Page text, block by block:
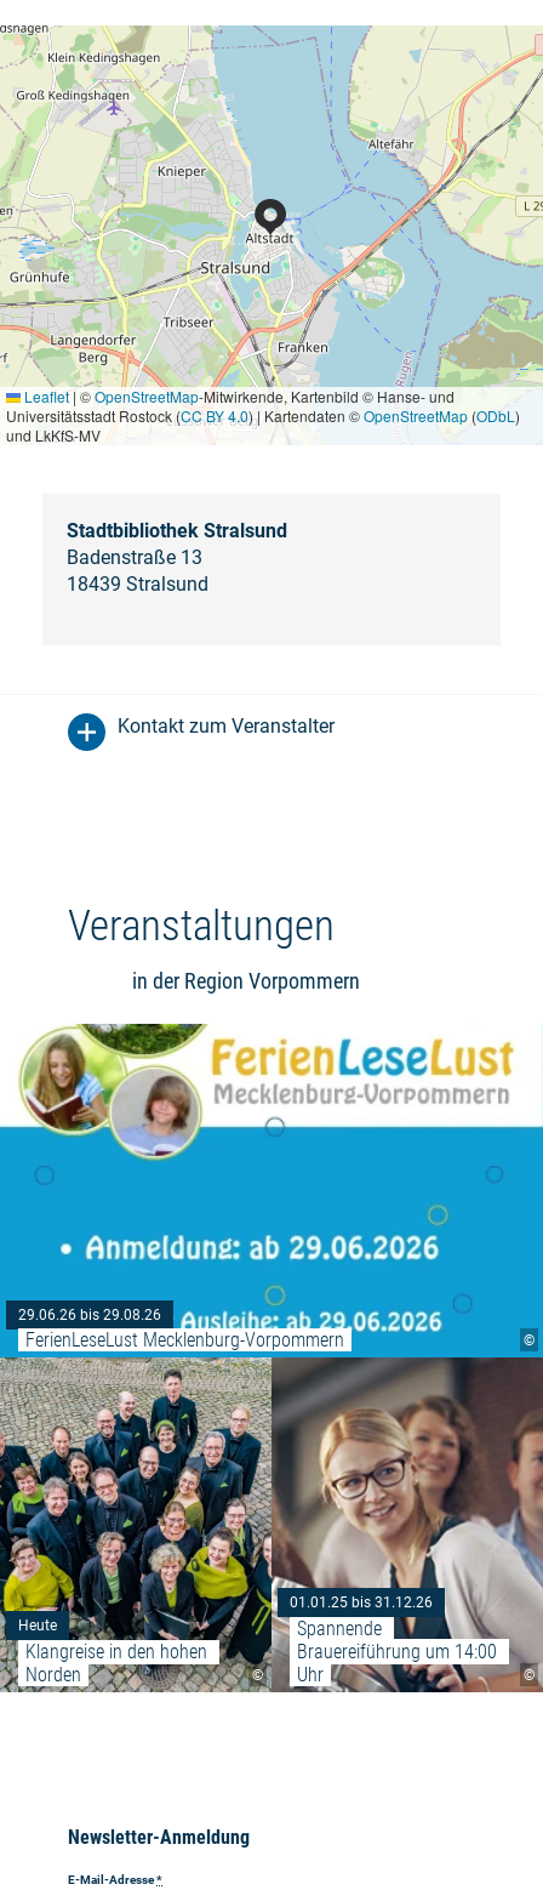
Leaflet | ©OpenStreetMap-Mitwirkende, Kartenbild © Hanse- und
Universitätsstadt Rostock (CC BY 4.0) | Kartendaten ©OpenStreetMap (ODbL )
und LkKfS-MV
Stadtbibliothek Stralsund
Badenstraße 13
18439 Stralsund
Kontakt zum Veranstalter
Veranstaltungen
in der Region Vorpommern
©
29.06.26 bis 29.08.26
FerienLeseLust Mecklenburg-Vorpommern
©
Heute
Klangreise in den hohen
Norden
Weiterlesen: "Klangreise in den
©
01.01.25 bis 31.12.26
Spannende
Brauereiführung um 14:00
Uhr
Newsletter-Anmeldung
E-Mail-Adresse*